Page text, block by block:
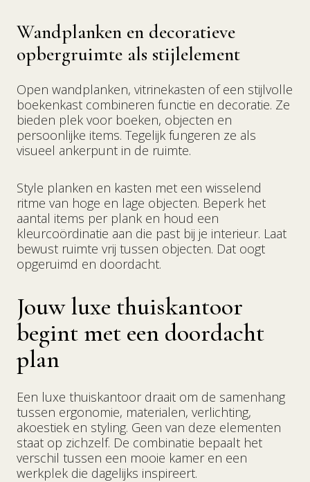
Wandplanken en decoratieve
opbergruimte als stijlelement
Open wandplanken, vitrinekasten of een stijlvolle
boekenkast combineren functie en decoratie. Ze
bieden plek voor boeken, objecten en
persoonlijke items. Tegelijk fungeren ze als
visueel ankerpunt in de ruimte.
Style planken en kasten met een wisselend
ritme van hoge en lage objecten. Beperk het
aantal items per plank en houd een
kleurcoördinatie aan die past bij je interieur. Laat
bewust ruimte vrij tussen objecten. Dat oogt
opgeruimd en doordacht.
Jouw luxe thuiskantoor
begint met een doordacht
plan
Een luxe thuiskantoor draait om de samenhang
tussen ergonomie, materialen, verlichting,
akoestiek en styling. Geen van deze elementen
staat op zichzelf. De combinatie bepaalt het
verschil tussen een mooie kamer en een
werkplek die dagelijks inspireert.